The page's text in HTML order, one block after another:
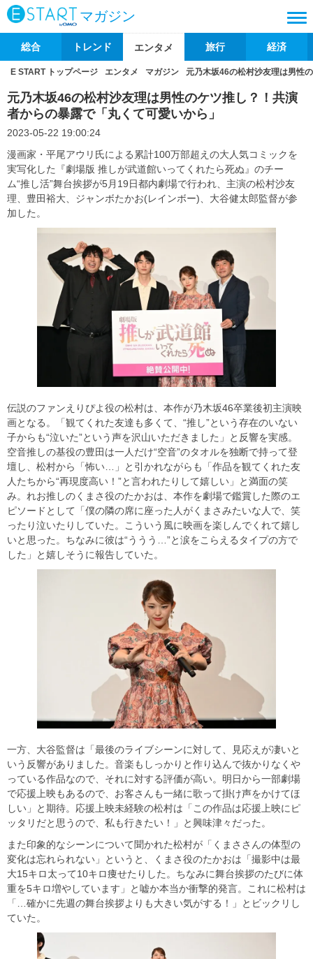
マガジン
総合 トレンド エンタメ 旅行 経済
E START トップページ エンタメ マガジン 元乃木坂46の松村沙友理は男性
元乃木坂46の松村沙友理は男性のケツ推し？！共演
者からの暴露で「丸くて可愛いから」
2023-05-22 19:00:24
漫画家・平尾アウリ氏による累計100万部超えの大人気コミックを
実写化した『劇場版 推しが武道館いってくれたら死ぬ』のチー
ム“推し活”舞台挨拶が5月19日都内劇場で行われ、主演の松村沙友
理、豊田裕大、ジャンボたかお(レインボー)、大谷健太郎監督が参
加した。
伝説のファンえりぴよ役の松村は、本作が乃木坂46卒業後初主演映
画となる。「観てくれた友達も多くて、“推し”という存在のいない
子からも“泣いた”という声を沢山いただきました」と反響を実感。
空音推しの基役の豊田は一人だけ“空音”のタオルを独断で持って登
壇し、松村から「怖い…」と引かれながらも「作品を観てくれた友
人たちから“再現度高い！”と言われたりして嬉しい」と満面の笑
み。れお推しのくまさ役のたかおは、本作を劇場で鑑賞した際のエ
ピソードとして「僕の隣の席に座った人がくまさみたいな人で、笑
ったり泣いたりしていた。こういう風に映画を楽しんでくれて嬉し
いと思った。ちなみに彼は“ううう…”と涙をこらえるタイプの方で
した」と嬉しそうに報告していた。
一方、大谷監督は「最後のライブシーンに対して、見応えが凄いと
いう反響がありました。音楽もしっかりと作り込んで抜かりなくや
っている作品なので、それに対する評価が高い。明日から一部劇場
で応援上映もあるので、お客さんも一緒に歌って掛け声をかけてほ
しい」と期待。応援上映未経験の松村は「この作品は応援上映にピ
ッタリだと思うので、私も行きたい！」と興味津々だった。
また印象的なシーンについて聞かれた松村が「くまささんの体型の
変化は忘れられない」というと、くまさ役のたかおは「撮影中は最
大15キロ太って10キロ痩せたりした。ちなみに舞台挨拶のたびに体
重を5キロ増やしています」と嘘か本当か衝撃的発言。これに松村は
「…確かに先週の舞台挨拶よりも大きい気がする！」とビックリし
ていた。